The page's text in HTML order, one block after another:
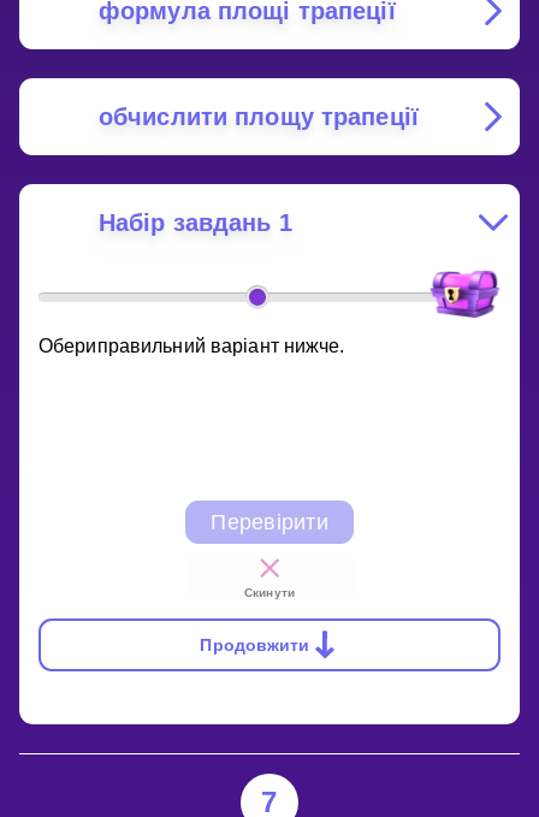
формула площі трапеції
обчислити площу трапеції
Набір завдань 1
Обериправильний варіант нижче.
Перевірити
Скинути
Продовжити
7